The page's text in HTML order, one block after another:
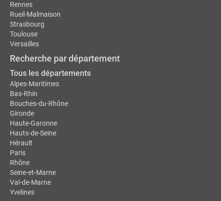
Rennes
Rueil-Malmaison
Strasbourg
Toulouse
Versailles
Recherche par département
Tous les départements
Alpes-Maritimes
Bas-Rhin
Bouches-du-Rhône
Gironde
Haute-Garonne
Hauts-de-Seine
Hérault
Paris
Rhône
Seine-et-Marne
Val-de-Marne
Yvelines